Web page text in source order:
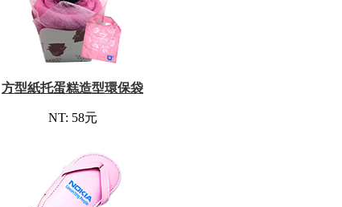
方型紙托蛋糕造型環保袋
NT: 58元